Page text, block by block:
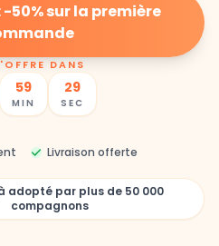
50% sur la première
DANS
59
MIN
27
SEC
Livraison offerte
adopté par plus de 50 000
compagnons